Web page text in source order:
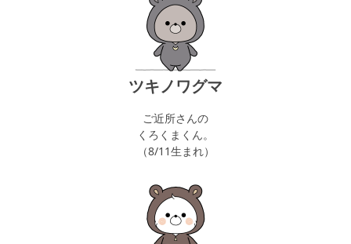
ツキノワグマ
ご近所さんの
くろくまくん。
（8/11生まれ）